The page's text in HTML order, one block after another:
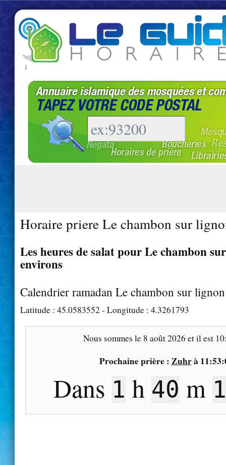
|
Horaire priere Le chambon sur
Les heures de salat pour Le chambon
environs
Calendrier ramadan Le chambon sur
Latitude : 45.0583552 - Longitude : 4.3261793
Nous sommes le 8 août 2026 et il est
Prochaine prière : Zuhrà
Dans 1 h 40 m